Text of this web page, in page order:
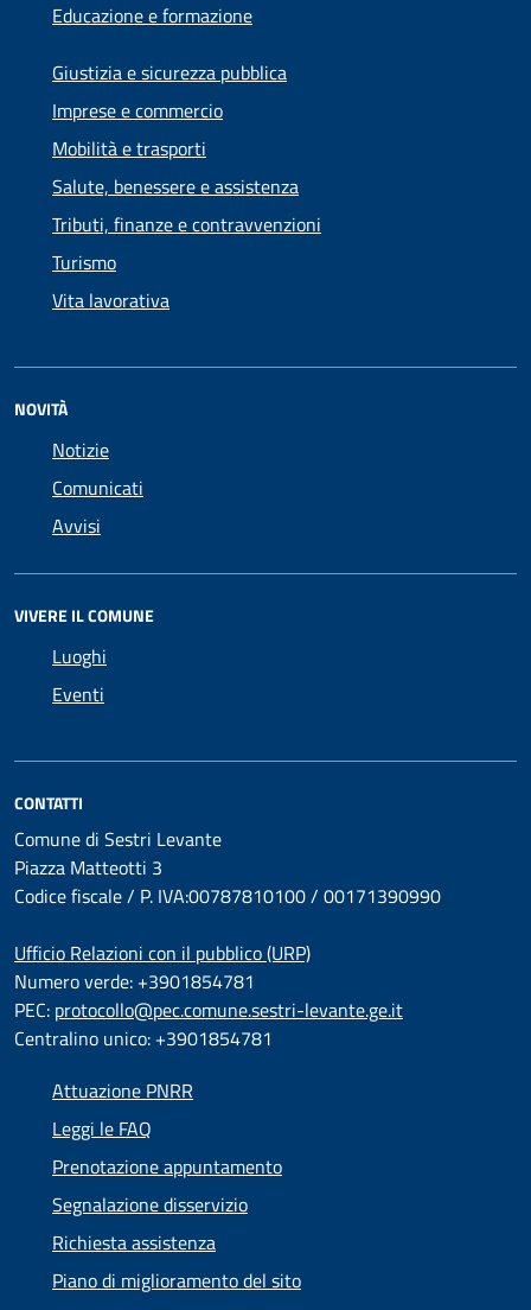
Educazione e formazione
Giustizia e sicurezza pubblica
Imprese e commercio
Mobilità e trasporti
Salute, benessere e assistenza
Tributi, finanze e contravvenzioni
Turismo
Vita lavorativa
NOVITÀ
Notizie
Comunicati
Avvisi
VIVERE IL COMUNE
Luoghi
Eventi
CONTATTI
Comune di Sestri Levante
Piazza Matteotti 3
Codice fiscale / P. IVA:00787810100 / 00171390990
Ufficio Relazioni con il pubblico (URP)
Numero verde: +3901854781
PEC: protocollo@pec.comune.sestri-levante.ge.it
Centralino unico: +3901854781
Attuazione PNRR
Leggi le FAQ
Prenotazione appuntamento
Segnalazione disservizio
Richiesta assistenza
Piano di miglioramento del sito